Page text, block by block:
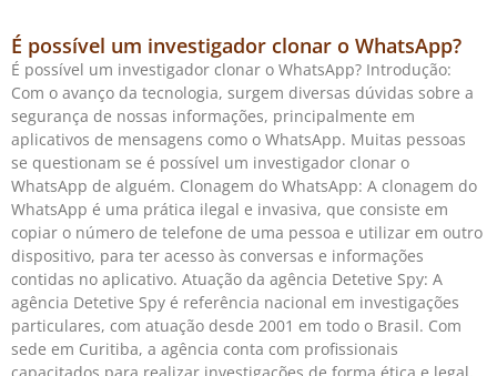
É possível um investigador clonar o WhatsApp?
É possível um investigador clonar o WhatsApp? Introdução:
Com o avanço da tecnologia, surgem diversas dúvidas sobre a
segurança de nossas informações, principalmente em
aplicativos de mensagens como o WhatsApp. Muitas pessoas
se questionam se é possível um investigador clonar o
WhatsApp de alguém. Clonagem do WhatsApp: A clonagem do
WhatsApp é uma prática ilegal e invasiva, que consiste em
copiar o número de telefone de uma pessoa e utilizar em outro
dispositivo, para ter acesso às conversas e informações
contidas no aplicativo. Atuação da agência Detetive Spy: A
agência Detetive Spy é referência nacional em investigações
particulares, com atuação desde 2001 em todo o Brasil. Com
sede em Curitiba, a agência conta com profissionais